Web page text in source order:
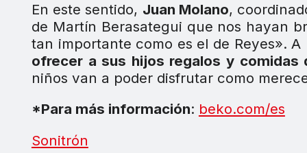
En este sentido, Juan Molano,
de Martín Berasategui que nos hayan
tan importante como es el de Reyes».
ofrecer a sus hijos regalos y comidas
niños van a poder disfrutar como
*Para más información: beko.com/es
Sonitrón